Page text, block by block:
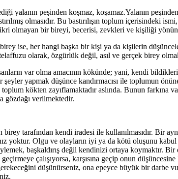
yalanın peşinden koşmaz, koşamaz.Yalanın
olmasıdır. Bu bastırılışın toplum
olmayan bir bireyi, becerisi, zevkleri ve kişiliği
ise, her hangi başka bir kişi ya da kişilerin
olarak, özgürlük değil, asıl ve gerçek birey
var olma amacının kökünde; yani, kendi
şeyler yapmak düşünce kandırmacısı ile toplumun
kökten zayıflamaktadır aslında. Bunun
gözdağı verilmektedir.
tarafından kendi iradesi ile kullanılmasıdır. Bir
yoktur. Olgu ve olayların iyi ya da kötü oluşunu
başkaldırış değil kendinizi ortaya koymaktır.
çalışıyorsa, karşısına geçip onun
düşünürseniz, ona epeyce büyük bir darbe